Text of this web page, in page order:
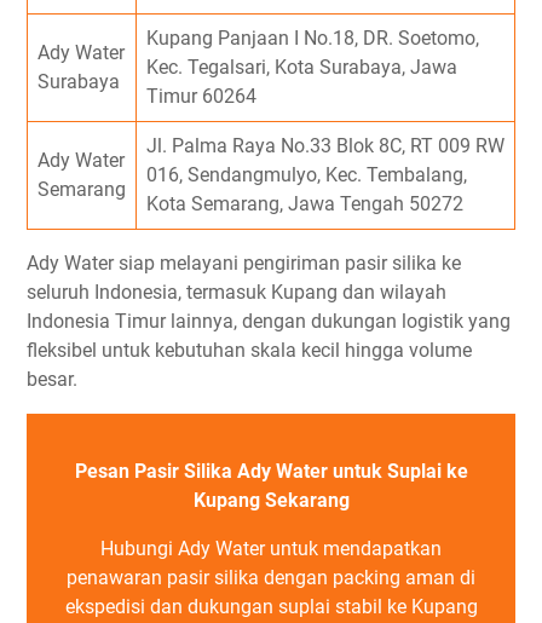
Ady Water
Surabaya
Kupang Panjaan I No.18, DR. Soetomo,
Kec. Tegalsari, Kota Surabaya, Jawa
Timur 60264
Ady Water
Semarang
Jl. Palma Raya No.33 Blok 8C, RT 009 RW
016, Sendangmulyo, Kec. Tembalang,
Kota Semarang, Jawa Tengah 50272
Ady Water siap melayani pengiriman pasir silika ke
seluruh Indonesia, termasuk Kupang dan wilayah
Indonesia Timur lainnya, dengan dukungan logistik yang
fleksibel untuk kebutuhan skala kecil hingga volume
besar.
Pesan Pasir Silika Ady Water untuk Suplai ke
Kupang Sekarang
Hubungi Ady Water untuk mendapatkan
penawaran pasir silika dengan packing aman di
ekspedisi dan dukungan suplai stabil ke Kupang